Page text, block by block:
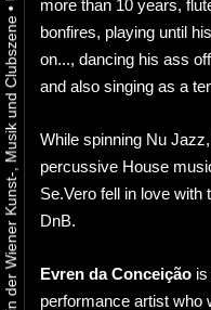
•
more than 10 years,
bonfires, playing until
on..., dancing his ass
and also singing as a
While spinning Nu
percussive House
Se.Vero fell in love
DnB.
Evren da Conceição
performance artist who